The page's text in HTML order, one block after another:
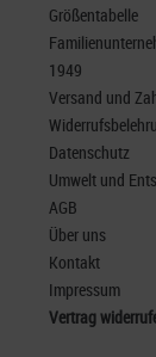
Größentabelle
1949
Versand und
Datenschutz
Umwelt und
AGB
Über uns
Kontakt
Impressum
Vertrag